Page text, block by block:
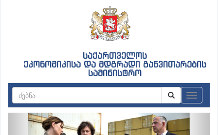
საქართველოს
ეკონომიკისა და მდგრადი განვითარების
სამინისტრო
Previous